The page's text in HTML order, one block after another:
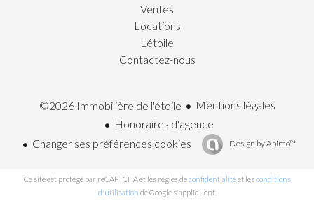
Ventes
Locations
L'étoile
Contactez-nous
©2026 Immobilière de l'étoile
Mentions légales
Honoraires d'agence
Changer ses préférences cookies
Design byApimo™
Ce site est protégé par reCAPTCHA et les règles deconfidentialitéet lesconditions
d'utilisation de Google s'appliquent.